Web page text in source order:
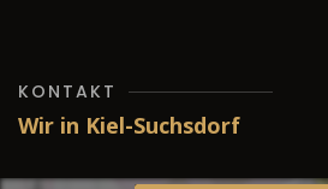
KONTAKT
Wir in Kiel-Suchsdorf